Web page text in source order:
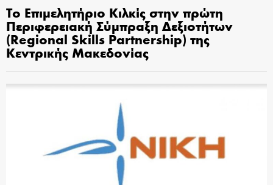
Το Επιμελητήριο Κιλκίς στην πρώτη
Περιφερειακή Σύμπραξη Δεξιοτήτων
(Regional Skills Partnership) της
Κεντρικής Μακεδονίας